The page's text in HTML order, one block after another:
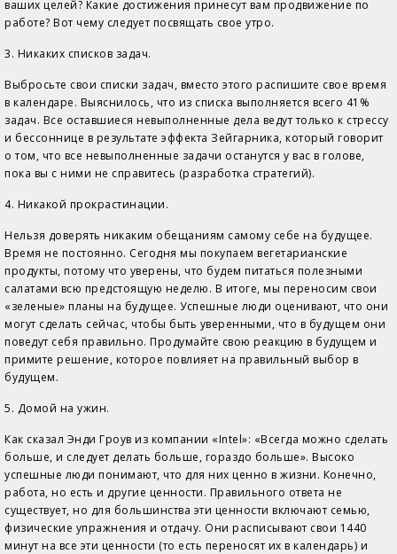
ваших целей? Какие достижения принесут вам продвижение по
работе? Вот чему следует посвящать свое утро.
3. Никаких списков задач.
Выбросьте свои списки задач, вместо этого распишите свое время
в календаре. Выяснилось, что из списка выполняется всего 41%
задач. Все оставшиеся невыполненные дела ведут только к стрессу
и бессоннице в результате эффекта Зейгарника, который говорит
о том, что все невыполненные задачи останутся у вас в голове,
пока вы с ними не справитесь (разработка стратегий).
4. Никакой прокрастинации.
Нельзя доверять никаким обещаниям самому себе на будущее.
Время не постоянно. Сегодня мы покупаем вегетарианские
продукты, потому что уверены, что будем питаться полезными
салатами всю предстоящую неделю. В итоге, мы переносим свои
«зеленые» планы на будущее. Успешные люди оценивают, что они
могут сделать сейчас, чтобы быть уверенными, что в будущем они
поведут себя правильно. Продумайте свою реакцию в будущем и
примите решение, которое повлияет на правильный выбор в
будущем.
5. Домой на ужин.
Как сказал Энди Гроув из компании «Intel»: «Всегда можно сделать
больше, и следует делать больше, гораздо больше». Высоко
успешные люди понимают, что для них ценно в жизни. Конечно,
работа, но есть и другие ценности. Правильного ответа не
существует, но для большинства эти ценности включают семью,
физические упражнения и отдачу. Они расписывают свои 1440
минут на все эти ценности (то есть переносят их в календарь) и